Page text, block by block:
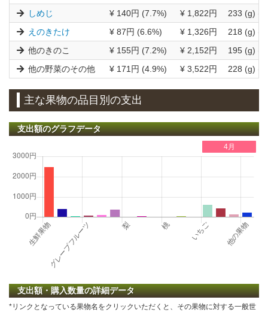
しめじ
¥ 140円 (7.7%) ¥ 1,822円
233 (g)
えのきたけ
¥ 87円 (6.6%) ¥ 1,326円
218 (g)
他のきのこ
¥ 155円 (7.2%) ¥ 2,152円
195 (g)
他の野菜のその他
¥ 171円 (4.9%) ¥ 3,522円 228 (g)
主な果物の品目別の支出
支出額のグラフデータ
4月
支出額・購入数量の詳細データ
*リンクとなっている果物名をクリックいただくと、その果物に対する一般世